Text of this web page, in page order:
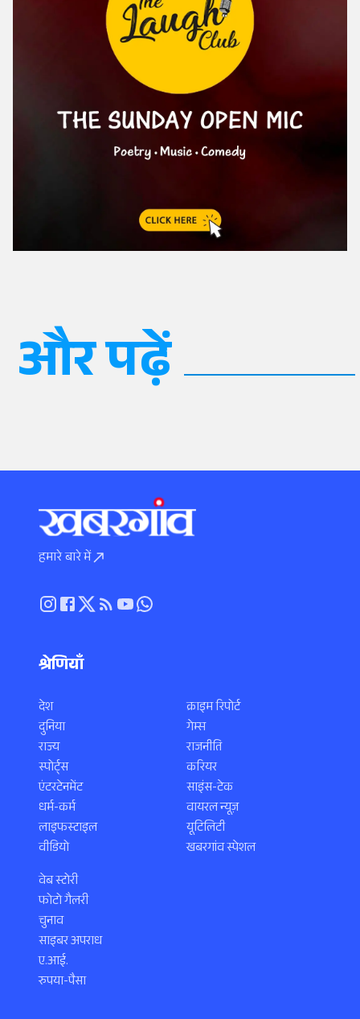
और पढ़ें
हमारे बारे में
श्रेणियाँ
देश
दुनिया
राज्य
स्पोर्ट्स
एंटरटेनमेंट
धर्म-कर्म
लाइफस्टाइल
वीडियो
क्राइम रिपोर्ट
गेम्स
राजनीति
करियर
साइंस-टेक
वायरल न्यूज़
यूटिलिटी
खबरगांव स्पेशल
वेब स्टोरी
फोटो गैलरी
चुनाव
साइबर अपराध
ए.आई.
रुपया-पैसा